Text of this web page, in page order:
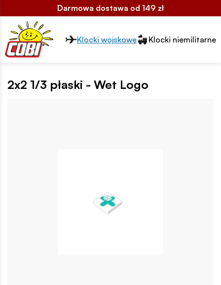
Darmowa dostawa od 149 zł
Przełącznik segmentów2
Klocki wojskowe Klocki niemilitarne
2x2 1/3 płaski - Wet Logo